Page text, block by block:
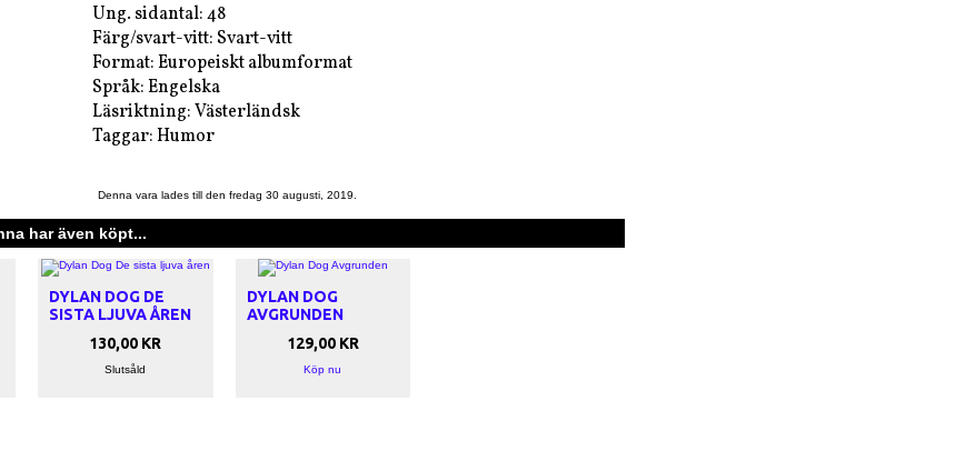
Ung. sidantal: 48
Färg/svart-vitt: Svart-vitt
Format: Europeiskt albumformat
Språk: Engelska
Läsriktning: Västerländsk
Taggar: Humor
Denna vara lades till den fredag 30 augusti, 2019.
har även köpt...
DYLAN DOG DE
SISTA LJUVA ÅREN
130,00 KR
Slutsåld
DYLAN DOG
AVGRUNDEN
129,00 KR
Köp nu